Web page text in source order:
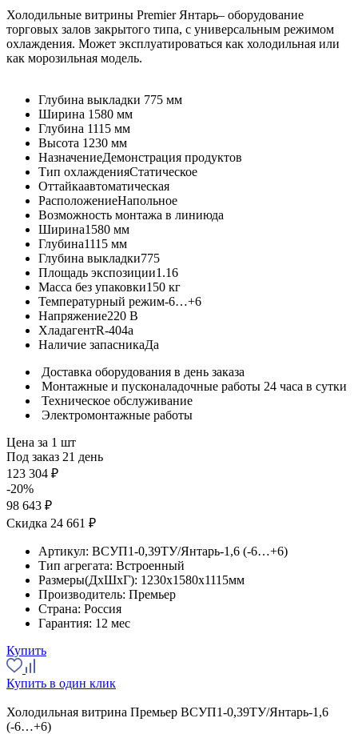
Холодильные витрины Premier Янтарь– оборудование
торговых залов закрытого типа, с универсальным режимом
охлаждения. Может эксплуатироваться как холодильная или
как морозильная модель.
Глубина выкладки 775 мм
Ширина 1580 мм
Глубина 1115 мм
Высота 1230 мм
НазначениеДемонстрация продуктов
Тип охлажденияСтатическое
Оттайкаавтоматическая
РасположениеНапольное
Возможность монтажа в линиюда
Ширина1580 мм
Глубина1115 мм
Глубина выкладки775
Площадь экспозиции1.16
Масса без упаковки150 кг
Температурный режим-6…+6
Напряжение220 В
ХладагентR-404a
Наличие запасникаДа
Доставка оборудования в день заказа
Монтажные и пусконаладочные работы 24 часа в сутки
Техническое обслуживание
Электромонтажные работы
Цена за 1 шт
Под заказ 21 день
123 304 ₽
-20%
98 643 ₽
Скидка 24 661 ₽
Артикул: ВСУП1-0,39ТУ/Янтарь-1,6 (-6…+6)
Тип агрегата: Встроенный
Размеры(ДхШхГ): 1230x1580x1115мм
Производитель: Премьер
Страна: Россия
Гарантия: 12 мес
Купить
Купить в один клик
Холодильная витрина Премьер ВСУП1-0,39ТУ/Янтарь-1,6
(-6…+6)